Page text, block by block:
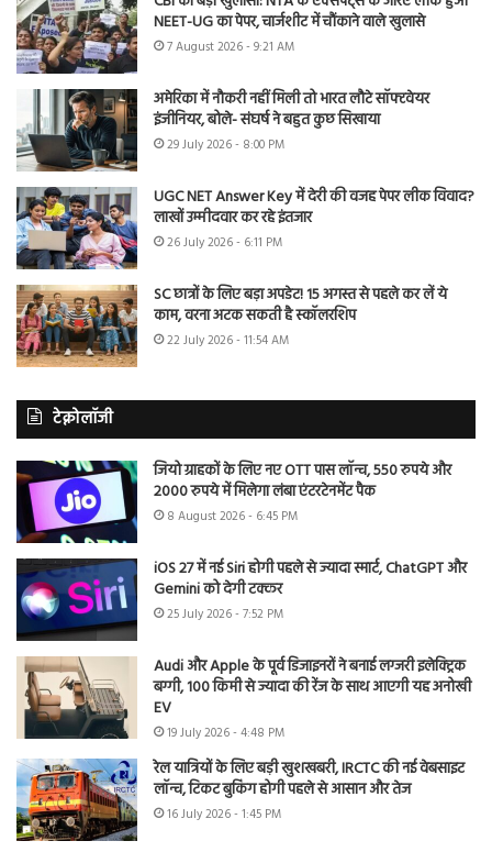
NEET-UG का पेपर, चार्जशीट में चौंकाने वाले खुलासे
7 August 2026 - 9:21 AM
अमेरिका में नौकरी नहीं मिली तो भारत लौटे सॉफ्टवेयर
इंजीनियर, बोले- संघर्ष ने बहुत कुछ सिखाया
29 July 2026 - 8:00 PM
UGC NET Answer Key में देरी की वजह पेपर लीक विवाद?
लाखों उम्मीदवार कर रहे इंतजार
26 July 2026 - 6:11 PM
SC छात्रों के लिए बड़ा अपडेट! 15 अगस्त से पहले कर लें ये
काम, वरना अटक सकती है स्कॉलरशिप
22 July 2026 - 11:54 AM
टेक्नोलॉजी
जियो ग्राहकों के लिए नए OTT पास लॉन्च, 550 रुपये और
2000 रुपये में मिलेगा लंबा एंटरटेनमेंट पैक
8 August 2026 - 6:45 PM
iOS 27 में नई Siri होगी पहले से ज्यादा स्मार्ट, ChatGPT और
Gemini को देगी टक्कर
25 July 2026 - 7:52 PM
Audi और Apple के पूर्व डिजाइनरों ने बनाई लग्जरी इलेक्ट्रिक
बग्गी, 100 किमी से ज्यादा की रेंज के साथ आएगी यह अनोखी
EV
19 July 2026 - 4:48 PM
रेल यात्रियों के लिए बड़ी खुशखबरी, IRCTC की नई वेबसाइट
लॉन्च, टिकट बुकिंग होगी पहले से आसान और तेज
16 July 2026 - 1:45 PM